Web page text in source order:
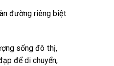
đường riêng biệt
sống đô thị,
để di chuyển,